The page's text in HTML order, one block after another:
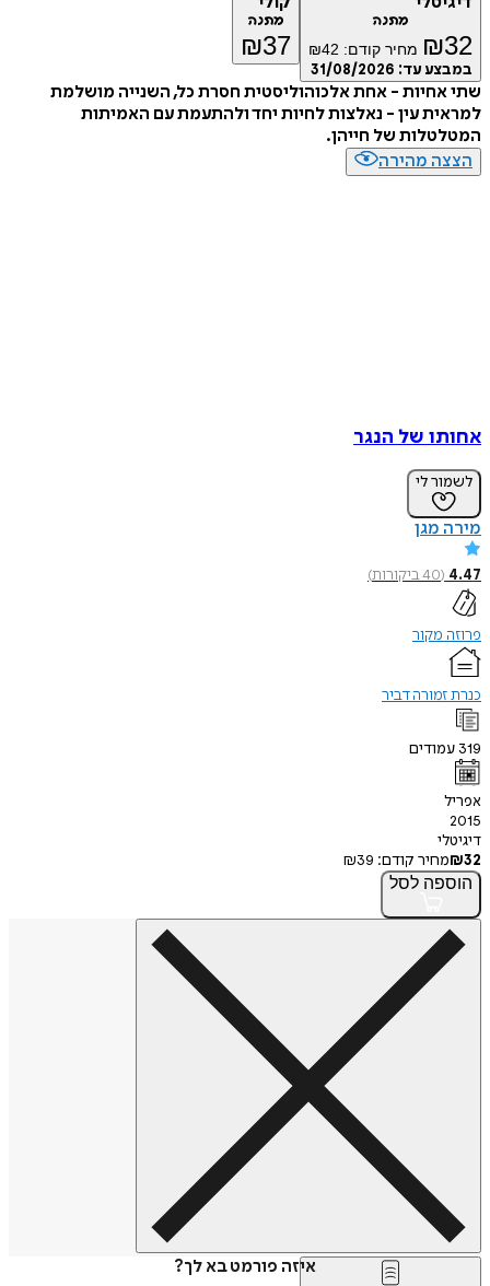
מתנה
₪32 מחיר קודם: ₪42
במבצע עד: 31/08/2026
מתנה
₪37
שתי אחיות - אחת אלכוהוליסטית חסרת כל, השנייה מושלמת
למראית עין - נאלצות לחיות יחד ולהתעמת עם האמיתות
המטלטלות של חייהן.
הצצה מהירה
אחותו של הנגר
לשמור לי
מירה מגן
4.47
(
40ביקורות)
פרוזה מקור
כנרת זמורה דביר
319 עמודים
אפריל
2015
דיגיטלי
₪32 מחיר קודם: ₪39
הוספה לסל
איזה פורמט בא לך?